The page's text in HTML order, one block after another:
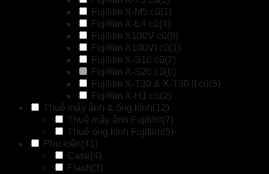
Fujifilm X-M5 cũ(1)
Fujifilm X-E4 cũ(4)
Fujifilm X100V cũ(8)
Fujifilm X100VI cũ(1)
Fujifilm X-S10 cũ(7)
Fujifilm X-S20 cũ(0)
Fujifilm X-T30 & X-T30 II cũ(5)
Fujifilm X-H1 cũ(2)
Thuê máy ảnh & ống kính(12)
Thuê máy ảnh Fujifilm(7)
Thuê ống kính Fujifilm(5)
Phụ kiện(41)
Case(4)
Flash(3)